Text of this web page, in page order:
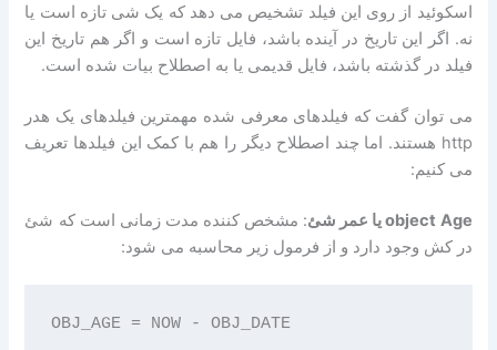
اسکوئید از روی این فیلد تشخیص می دهد که یک شی تازه است یا
نه. اگر این تاریخ در آینده باشد، فایل تازه است و اگر هم تاریخ این
فیلد در گذشته باشد، فایل قدیمی یا به اصطلاح بیات شده است.
می توان گفت که فیلدهای معرفی شده مهمترین فیلدهای یک هدر
http هستند. اما چند اصطلاح دیگر را هم با کمک این فیلدها تعریف
می کنیم:
object Age یا عمر شئ
: مشخص کننده مدت زمانی است که شئ
در کش وجود دارد و از فرمول زیر محاسبه می شود:
OBJ_AGE = NOW - OBJ_DATE